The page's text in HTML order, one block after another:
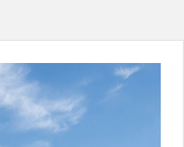
企业文化拓展活动圆